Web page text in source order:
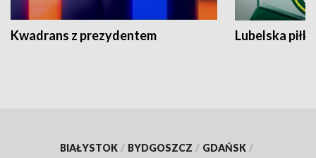
Kwadrans z prezydentem Lubelska piłka
BIAŁYSTOK / BYDGOSZCZ / GDAŃSK /